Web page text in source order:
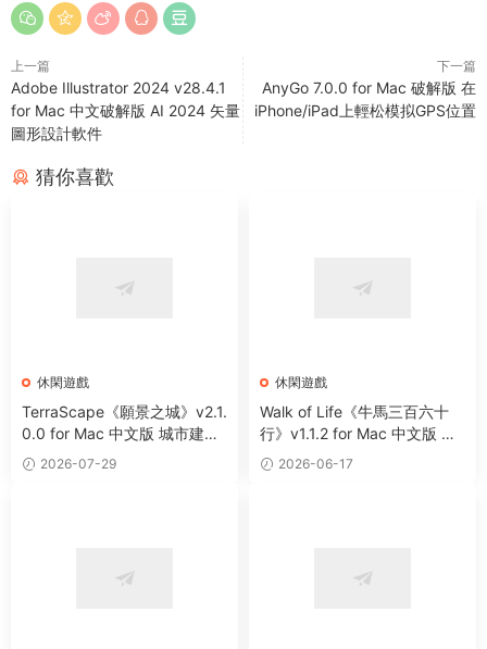
上一篇
Adobe Illustrator 2024 v28.4.1
for Mac 中文破解版 AI 2024 矢量
圖形設計軟件
下一篇
AnyGo 7.0.0 for Mac 破解版 在
iPhone/iPad上輕松模拟GPS位置
猜你喜歡
休閑遊戲
TerraScape《願景之城》v2.1.
0.0 for Mac 中文版 城市建設
與生态管理遊戲
2026-07-29
休閑遊戲
Walk of Life《牛馬三百六十
行》v1.1.2 for Mac 中文版 生
活模拟遊戲
2026-06-17